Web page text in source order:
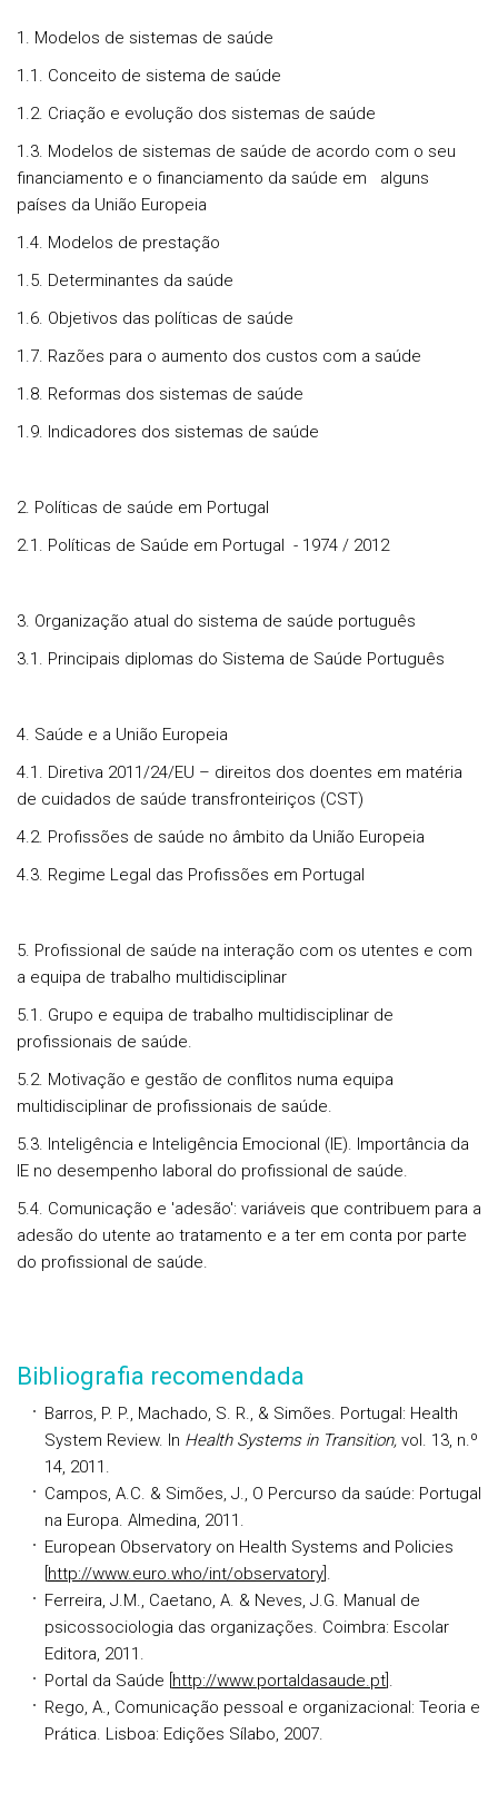
1. Modelos de sistemas de saúde
1.1. Conceito de sistema de saúde
1.2. Criação e evolução dos sistemas de saúde
1.3. Modelos de sistemas de saúde de acordo com o seu
financiamento e o financiamento da saúde em alguns
países da União Europeia
1.4. Modelos de prestação
1.5. Determinantes da saúde
1.6. Objetivos das políticas de saúde
1.7. Razões para o aumento dos custos com a saúde
1.8. Reformas dos sistemas de saúde
1.9. Indicadores dos sistemas de saúde
2. Políticas de saúde em Portugal
2.1. Políticas de Saúde em Portugal - 1974 / 2012
3. Organização atual do sistema de saúde português
3.1. Principais diplomas do Sistema de Saúde Português
4. Saúde e a União Europeia
4.1. Diretiva 2011/24/EU – direitos dos doentes em matéria
de cuidados de saúde transfronteiriços (CST)
4.2. Profissões de saúde no âmbito da União Europeia
4.3. Regime Legal das Profissões em Portugal
5. Profissional de saúde na interação com os utentes e com
a equipa de trabalho multidisciplinar
5.1. Grupo e equipa de trabalho multidisciplinar de
profissionais de saúde.
5.2. Motivação e gestão de conflitos numa equipa
multidisciplinar de profissionais de saúde.
5.3. Inteligência e Inteligência Emocional (IE). Importância da
IE no desempenho laboral do profissional de saúde.
5.4. Comunicação e 'adesão': variáveis que contribuem para a
adesão do utente ao tratamento e a ter em conta por parte
do profissional de saúde.
Bibliografia recomendada
Barros, P. P., Machado, S. R., & Simões. Portugal: Health
System Review. In Health Systems in Transition, vol. 13, n.º
14, 2011.
Campos, A.C. & Simões, J., O Percurso da saúde: Portugal
na Europa. Almedina, 2011.
European Observatory on Health Systems and Policies
http://www.euro.who/int/observatory ].
Ferreira, J.M., Caetano, A. & Neves, J.G. Manual de
psicossociologia das organizações. Coimbra: Escolar
Editora, 2011.
Portal da Saúde [ http://www.portaldasaude.pt ].
Rego, A., Comunicação pessoal e organizacional: Teoria e
Prática. Lisboa: Edições Sílabo, 2007.